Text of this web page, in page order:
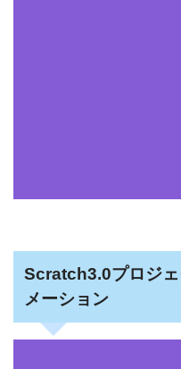
Scratch3.0プロジ
メーション